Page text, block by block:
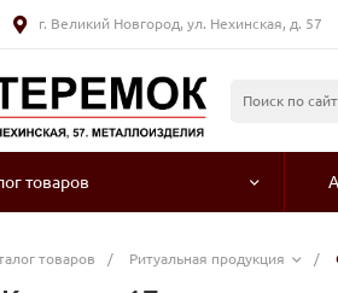
г. Великий Новгород, ул. Нехинская, д. 57
товаров
товаров / Ритуальная продукция /